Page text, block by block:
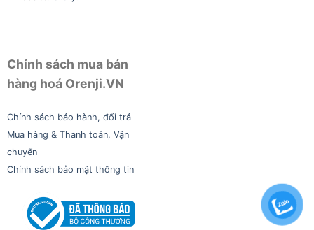
Chính sách mua bán
hàng hoá Orenji.VN
Chính sách bảo hành, đổi trả
Mua hàng & Thanh toán, Vận
chuyển
Chính sách bảo mật thông tin